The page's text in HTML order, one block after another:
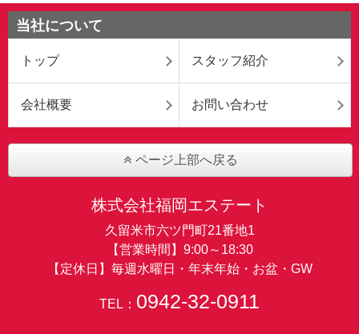
当社について
トップ スタッフ紹介
会社概要 お問い合わせ
ページ上部へ戻る
株式会社福岡エステート
久留米市六ツ門町21番地1
【営業時間】9:00～18:30
【定休日】毎週水曜日・年末年始・お盆・GW
TEL： 0942-32-0911